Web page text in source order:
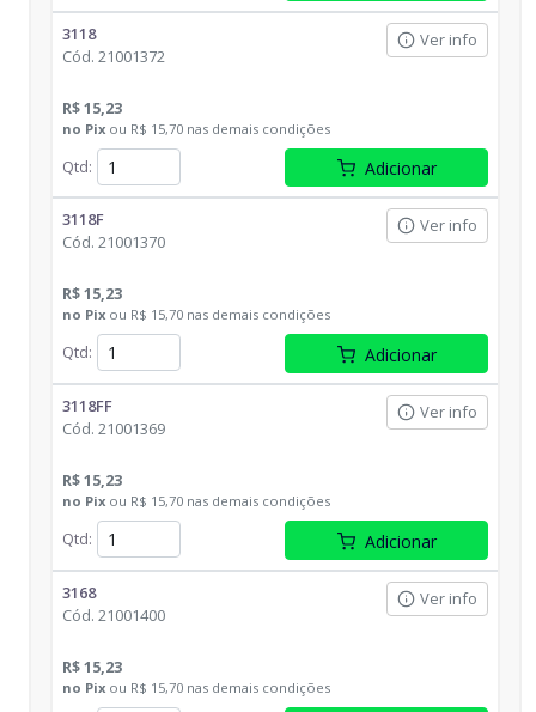
3118
Cód. 21001372
Ver info
R$ 15,23
no Pix ou R$ 15,70 nas demais condições
Qtd: Adicionar
3118F
Cód. 21001370
Ver info
R$ 15,23
no Pix ou R$ 15,70 nas demais condições
Qtd: Adicionar
3118FF
Cód. 21001369
Ver info
R$ 15,23
no Pix ou R$ 15,70 nas demais condições
Qtd: Adicionar
3168
Cód. 21001400
Ver info
R$ 15,23
no Pix ou R$ 15,70 nas demais condições